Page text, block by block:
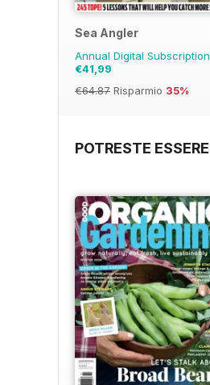
Sea Angler
Annual Digital
€41,99
€64.87 Risparmio 35%
POTRESTE